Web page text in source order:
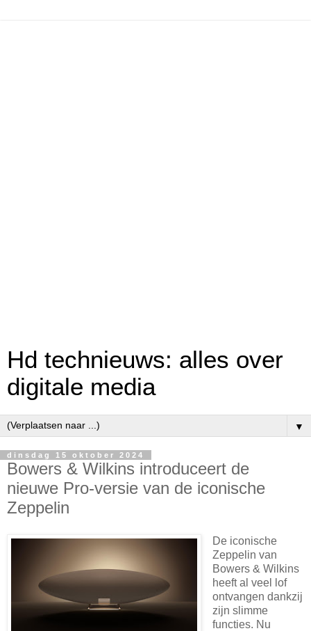
Hd technieuws: alles over
digitale media
▼
dinsdag 15 oktober 2024
Bowers & Wilkins introduceert de
nieuwe Pro-versie van de iconische
Zeppelin
De iconische
Zeppelin van
Bowers & Wilkins
heeft al veel lof
ontvangen dankzij
zijn slimme
functies. Nu